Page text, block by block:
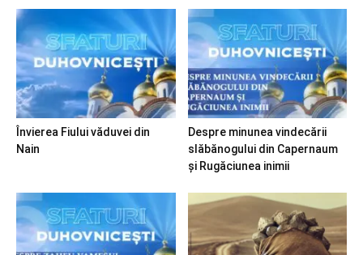
Învierea Fiului văduvei din
Nain
Despre minunea vindecării
slăbănogului din Capernaum
și Rugăciunea inimii